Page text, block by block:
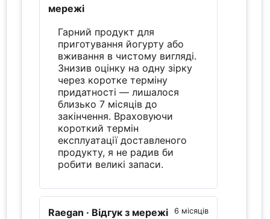
мережі
Гарний продукт для
приготування йогурту або
вживання в чистому вигляді.
Знизив оцінку на одну зірку
через коротке терміну
придатності — лишалося
близько 7 місяців до
закінчення. Враховуючи
короткий термін
експлуатації доставленого
продукту, я не радив би
робити великі запаси.
6 місяців
Raegan · Відгук з мережі